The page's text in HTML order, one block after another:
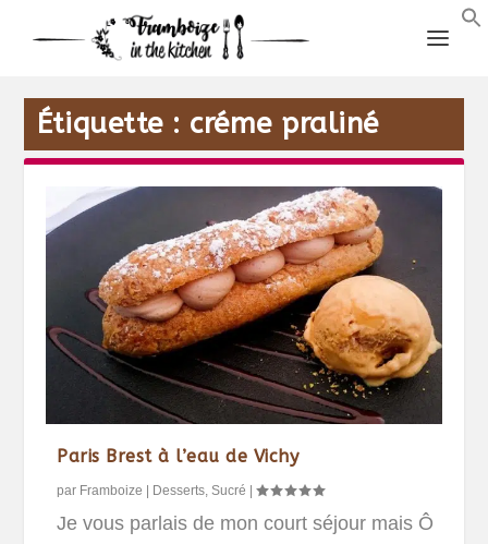
Étiquette : créme praliné
Paris Brest à l’eau de Vichy
par Framboize | Desserts ,Sucré |
Je vous parlais de mon court séjour mais Ô